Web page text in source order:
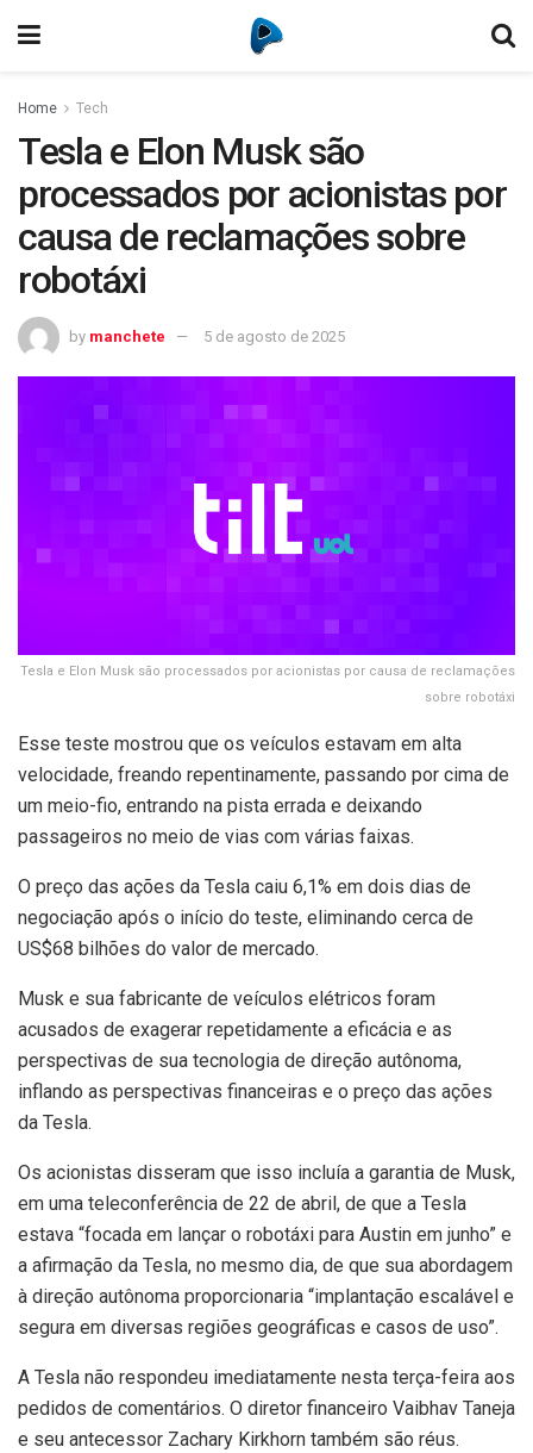
Home Tech
Tesla e Elon Musk são
processados por acionistas por
causa de reclamações sobre
robotáxi
by manchete 5 de agosto de 2025
Tesla e Elon Musk são processados por acionistas por causa de reclamações
sobre robotáxi
Esse teste mostrou que os veículos estavam em alta
velocidade, freando repentinamente, passando por cima de
um meio-fio, entrando na pista errada e deixando
passageiros no meio de vias com várias faixas.
O preço das ações da Tesla caiu 6,1% em dois dias de
negociação após o início do teste, eliminando cerca de
US$68 bilhões do valor de mercado.
Musk e sua fabricante de veículos elétricos foram
acusados de exagerar repetidamente a eficácia e as
perspectivas de sua tecnologia de direção autônoma,
inflando as perspectivas financeiras e o preço das ações
da Tesla.
Os acionistas disseram que isso incluía a garantia de Musk,
em uma teleconferência de 22 de abril, de que a Tesla
estava “focada em lançar o robotáxi para Austin em junho” e
a afirmação da Tesla, no mesmo dia, de que sua abordagem
à direção autônoma proporcionaria “implantação escalável e
segura em diversas regiões geográficas e casos de uso”.
A Tesla não respondeu imediatamente nesta terça-feira aos
pedidos de comentários. O diretor financeiro Vaibhav Taneja
e seu antecessor Zachary Kirkhorn também são réus.